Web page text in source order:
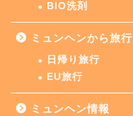
BIO洗剤
ミュンヘンから旅行
日帰り旅行
EU旅行
ミュンヘン情報